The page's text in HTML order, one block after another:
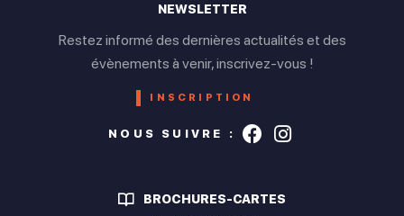
NEWSLETTER
Restez informé des dernières actualités et des
évènements à venir, inscrivez-vous !
INSCRIPTION
NOUS SUIVRE : Suivez-nous
Suivez-
BROCHURES-CARTES